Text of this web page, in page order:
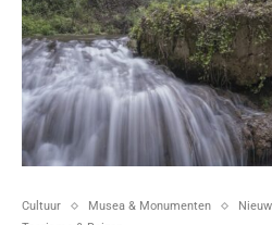
Cultuur Musea & Monumenten